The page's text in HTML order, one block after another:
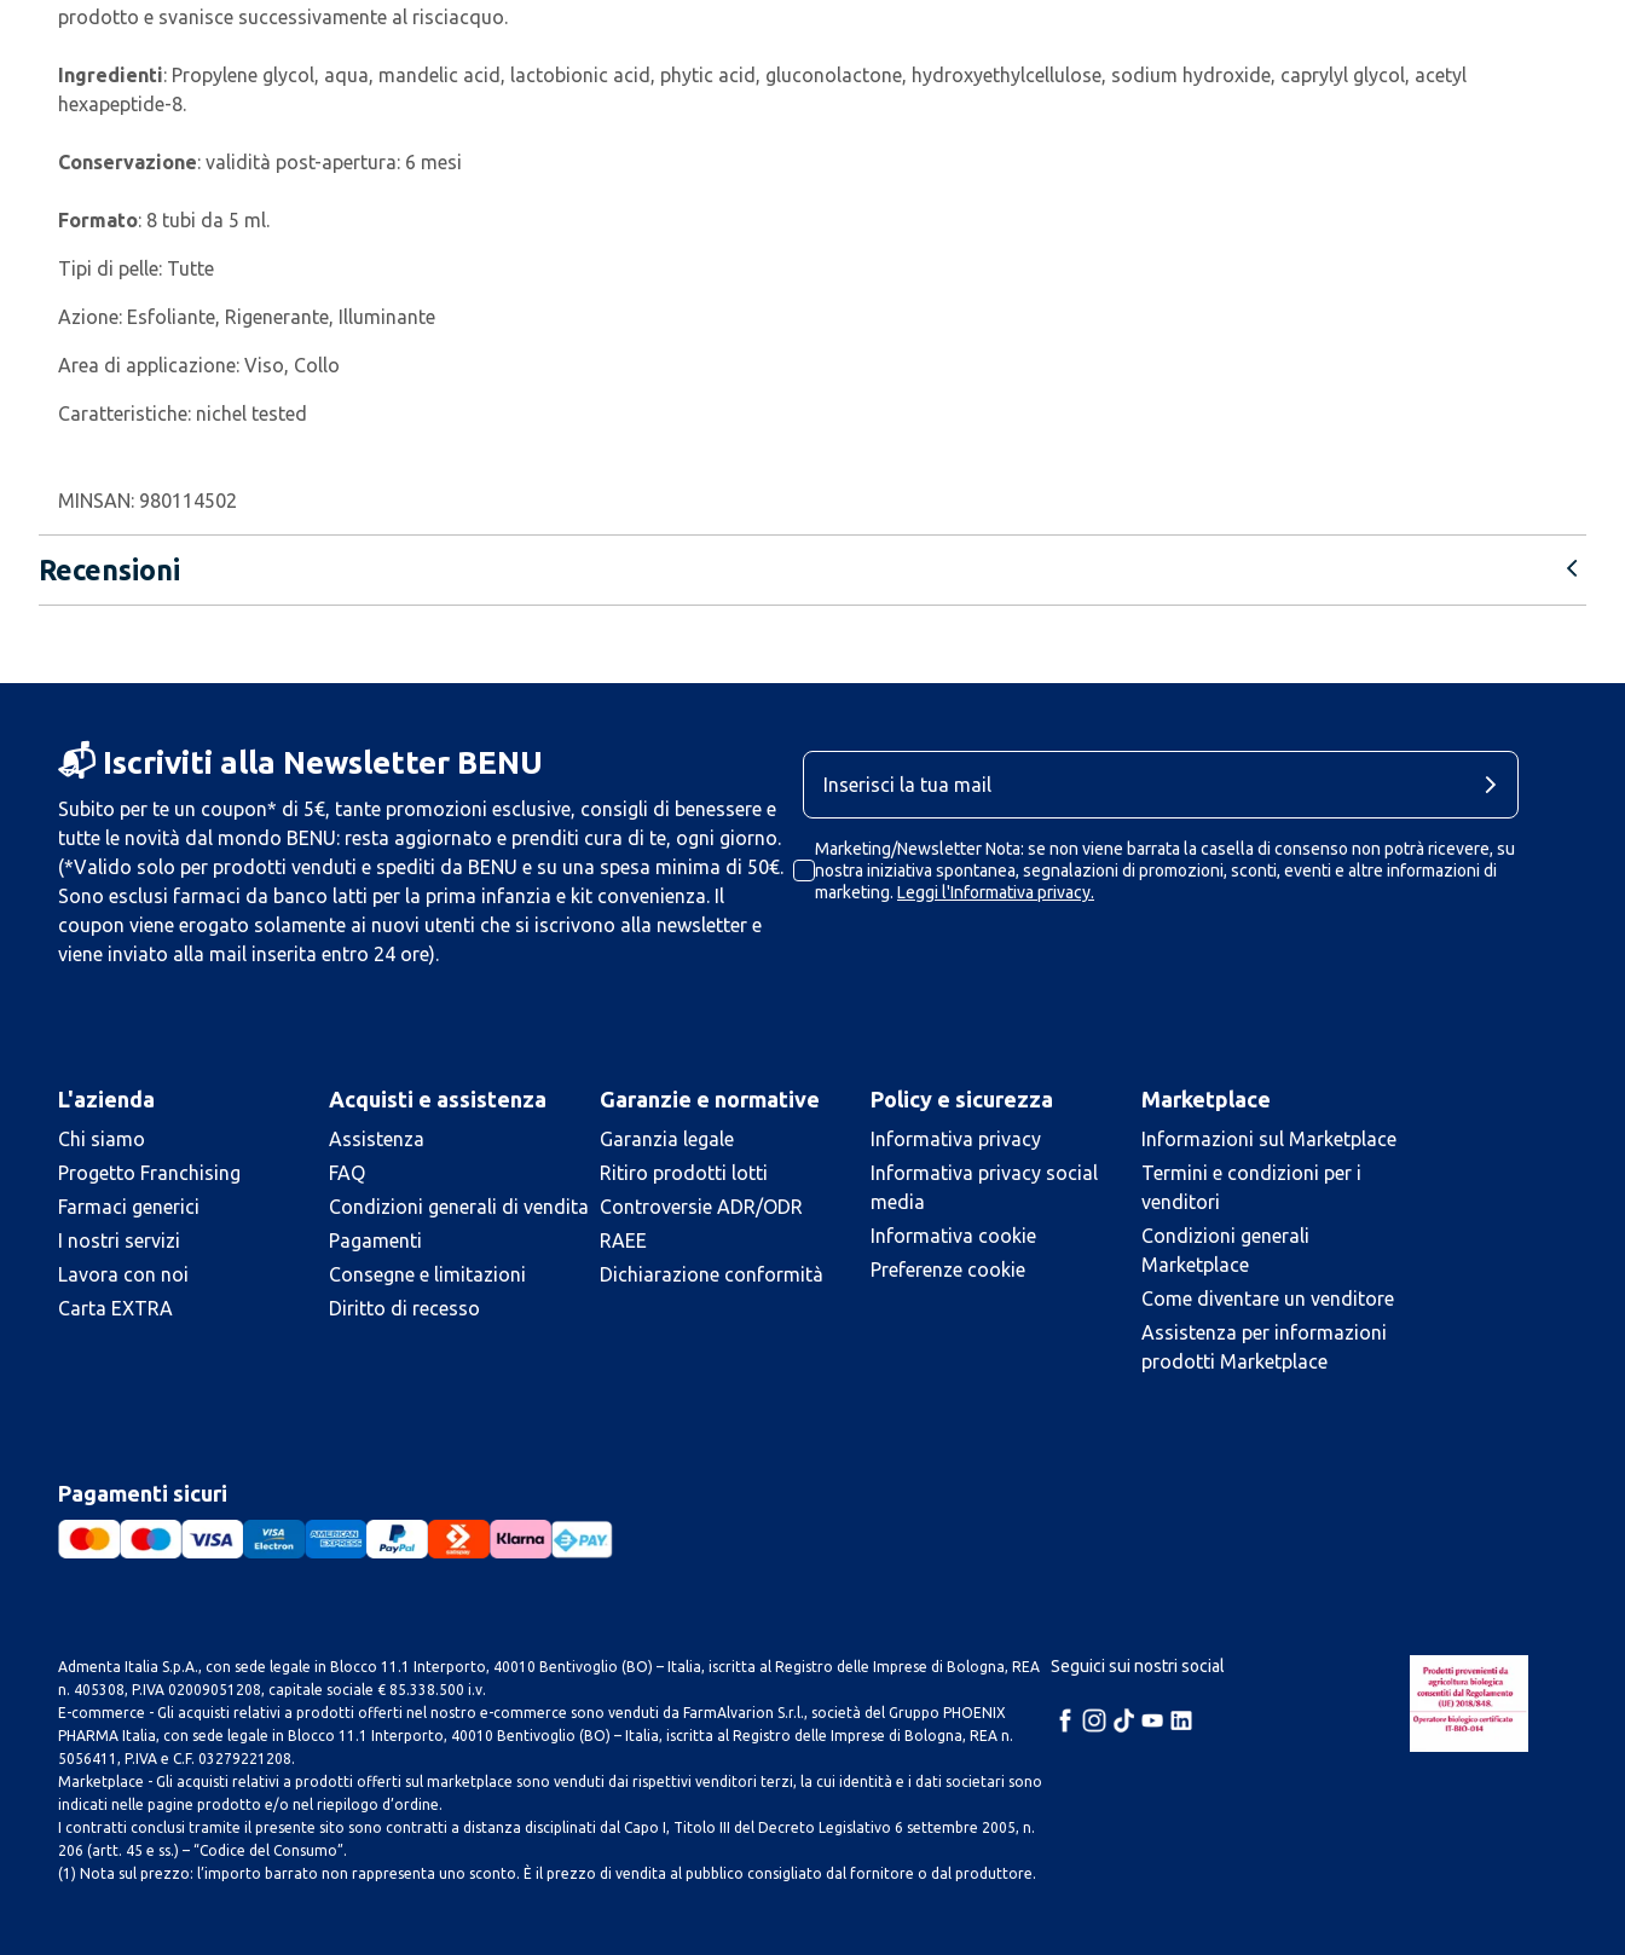
prodotto e svanisce successivamente al risciacquo.
Ingredienti: Propylene glycol, aqua, mandelic acid, lactobionic acid, phytic acid, gluconolactone, hydroxyethylcellulose, sodium hydroxide, caprylyl glycol, acetyl
hexapeptide-8.
Conservazione: validità post-apertura: 6 mesi
Formato: 8 tubi da 5 ml.
Tipi di pelle: Tutte
Azione: Esfoliante, Rigenerante, Illuminante
Area di applicazione: Viso, Collo
Caratteristiche: nichel tested
MINSAN: 980114502
Recensioni
📬 Iscriviti alla Newsletter BENU
Subito per te un coupon* di 5€, tante promozioni esclusive, consigli di benessere e
tutte le novità dal mondo BENU: resta aggiornato e prenditi cura di te, ogni giorno.
(*Valido solo per prodotti venduti e spediti da BENU e su una spesa minima di 50€.
Sono esclusi farmaci da banco latti per la prima infanzia e kit convenienza. Il
coupon viene erogato solamente ai nuovi utenti che si iscrivono alla newsletter e
viene inviato alla mail inserita entro 24 ore).
Marketing/Newsletter Nota: se non viene barrata la casella di consenso non potrà ricevere, su
nostra iniziativa spontanea, segnalazioni di promozioni, sconti, eventi e altre informazioni di
marketing. Leggi l'Informativa privacy.
L'azienda
Chi siamo
Progetto Franchising
Farmaci generici
I nostri servizi
Lavora con noi
Carta EXTRA
Acquisti e assistenza
Assistenza
FAQ
Condizioni generali di vendita
Pagamenti
Consegne e limitazioni
Diritto di recesso
Garanzie e normative
Garanzia legale
Ritiro prodotti lotti
Controversie ADR/ODR
RAEE
Dichiarazione conformità
Policy e sicurezza
Informativa privacy
Informativa privacy social
media
Informativa cookie
Preferenze cookie
Marketplace
Informazioni sul Marketplace
Termini e condizioni per i
venditori
Condizioni generali
Marketplace
Come diventare un venditore
Assistenza per informazioni
prodotti Marketplace
Pagamenti sicuri
Admenta Italia S.p.A., con sede legale in Blocco 11.1 Interporto, 40010 Bentivoglio (BO) – Italia, iscritta al Registro delle Imprese di Bologna, REA
n. 405308, P.IVA 02009051208, capitale sociale € 85.338.500 i.v.
E-commerce - Gli acquisti relativi a prodotti offerti nel nostro e-commerce sono venduti da FarmAlvarion S.r.l., società del Gruppo PHOENIX
PHARMA Italia, con sede legale in Blocco 11.1 Interporto, 40010 Bentivoglio (BO) – Italia, iscritta al Registro delle Imprese di Bologna, REA n.
5056411, P.IVA e C.F. 03279221208.
Marketplace - Gli acquisti relativi a prodotti offerti sul marketplace sono venduti dai rispettivi venditori terzi, la cui identità e i dati societari sono
indicati nelle pagine prodotto e/o nel riepilogo d’ordine.
I contratti conclusi tramite il presente sito sono contratti a distanza disciplinati dal Capo I, Titolo III del Decreto Legislativo 6 settembre 2005, n.
206 (artt. 45 e ss.) – “Codice del Consumo”.
(1) Nota sul prezzo: l’importo barrato non rappresenta uno sconto. È il prezzo di vendita al pubblico consigliato dal fornitore o dal produttore.
Seguici sui nostri social